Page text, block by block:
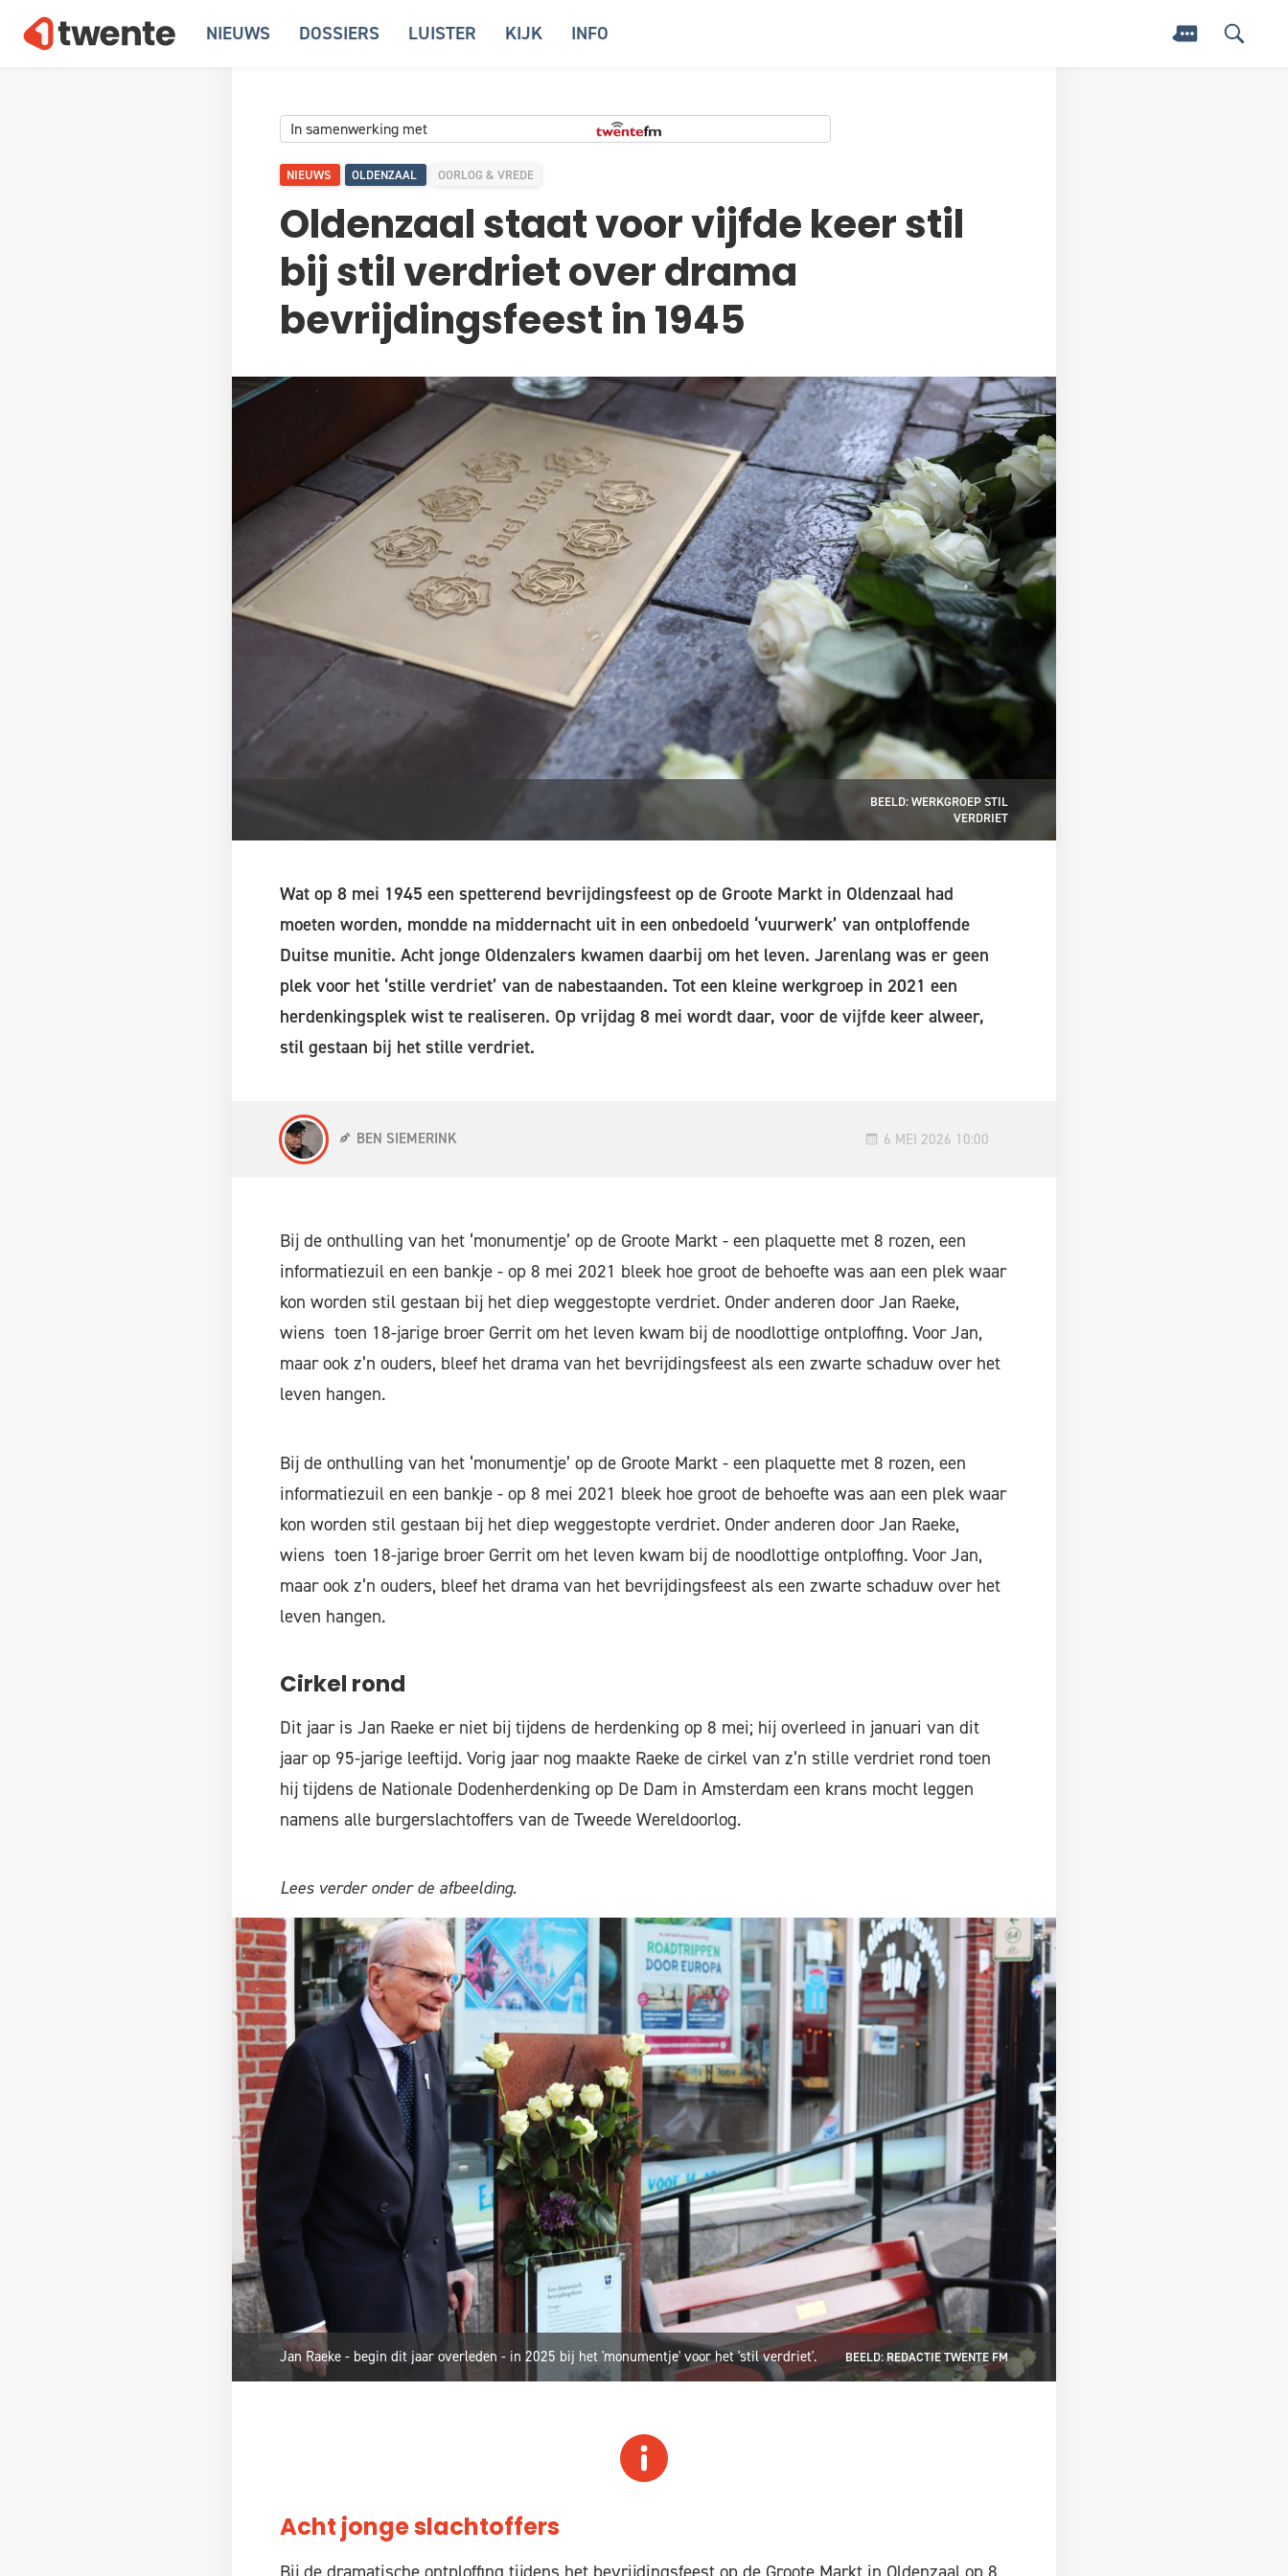
NIEUWS DOSSIERS LUISTER KIJK INFO
In samenwerking met
NIEUWS OLDENZAAL OORLOG & VREDE
Oldenzaal staat voor vijfde keer stil
bij stil verdriet over drama
bevrijdingsfeest in 1945
BEELD: WERKGROEP STIL
VERDRIET
Wat op 8 mei 1945 een spetterend bevrijdingsfeest op de Groote Markt in Oldenzaal had
moeten worden, mondde na middernacht uit in een onbedoeld ‘vuurwerk’ van ontploffende
Duitse munitie. Acht jonge Oldenzalers kwamen daarbij om het leven. Jarenlang was er geen
plek voor het ‘stille verdriet’ van de nabestaanden. Tot een kleine werkgroep in 2021 een
herdenkingsplek wist te realiseren. Op vrijdag 8 mei wordt daar, voor de vijfde keer alweer,
stil gestaan bij het stille verdriet.
BEN SIEMERINK 6 MEI 2026 10:00
Bij de onthulling van het ‘monumentje’ op de Groote Markt - een plaquette met 8 rozen, een
informatiezuil en een bankje - op 8 mei 2021 bleek hoe groot de behoefte was aan een plek waar
kon worden stil gestaan bij het diep weggestopte verdriet. Onder anderen door Jan Raeke,
wiens toen 18-jarige broer Gerrit om het leven kwam bij de noodlottige ontploffing. Voor Jan,
maar ook z’n ouders, bleef het drama van het bevrijdingsfeest als een zwarte schaduw over het
leven hangen.
Bij de onthulling van het ‘monumentje’ op de Groote Markt - een plaquette met 8 rozen, een
informatiezuil en een bankje - op 8 mei 2021 bleek hoe groot de behoefte was aan een plek waar
kon worden stil gestaan bij het diep weggestopte verdriet. Onder anderen door Jan Raeke,
wiens toen 18-jarige broer Gerrit om het leven kwam bij de noodlottige ontploffing. Voor Jan,
maar ook z’n ouders, bleef het drama van het bevrijdingsfeest als een zwarte schaduw over het
leven hangen.
Cirkel rond
Dit jaar is Jan Raeke er niet bij tijdens de herdenking op 8 mei; hij overleed in januari van dit
jaar op 95-jarige leeftijd. Vorig jaar nog maakte Raeke de cirkel van z’n stille verdriet rond toen
hij tijdens de Nationale Dodenherdenking op De Dam in Amsterdam een krans mocht leggen
namens alle burgerslachtoffers van de Tweede Wereldoorlog.
Lees verder onder de afbeelding.
Jan Raeke - begin dit jaar overleden - in 2025 bij het 'monumentje' voor het 'stil verdriet'. BEELD: REDACTIE TWENTE FM
Acht jonge slachtoffers
Bij de dramatische ontploffing tijdens het bevrijdingsfeest op de Groote Markt in Oldenzaal op 8